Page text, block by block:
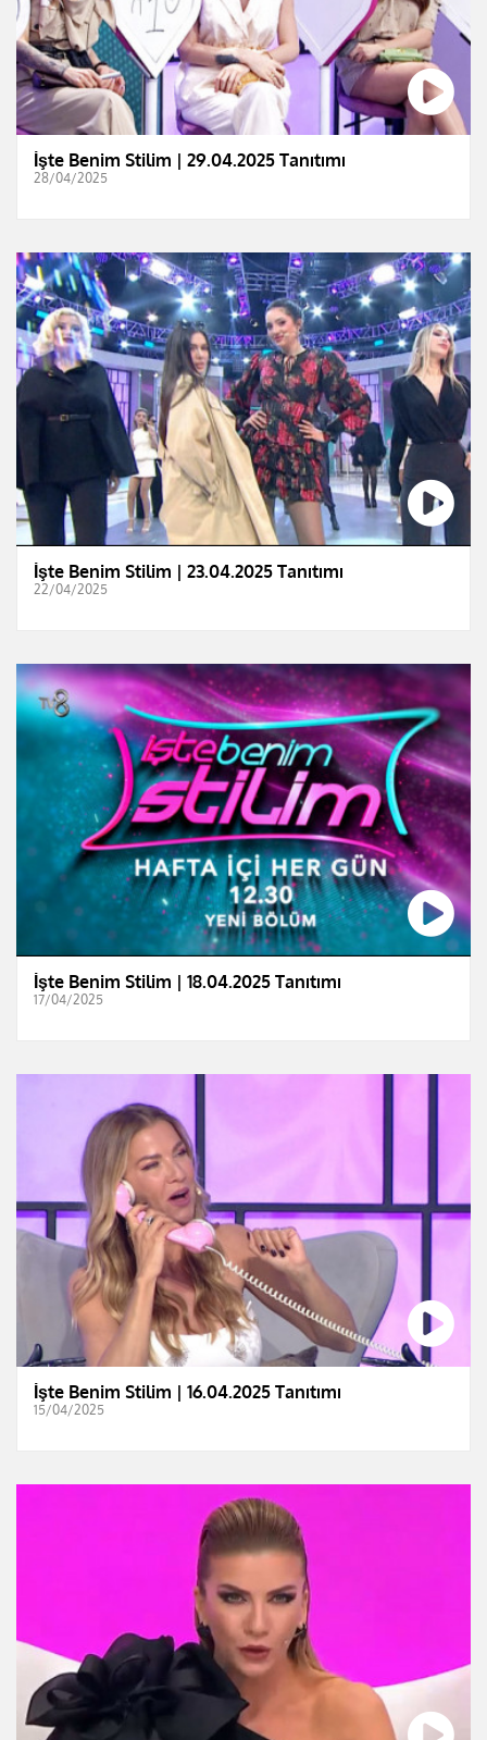
İşte Benim Stilim | 29.04.2025 Tanıtımı
28/04/2025
İşte Benim Stilim | 23.04.2025 Tanıtımı
22/04/2025
İşte Benim Stilim | 18.04.2025 Tanıtımı
17/04/2025
İşte Benim Stilim | 16.04.2025 Tanıtımı
15/04/2025